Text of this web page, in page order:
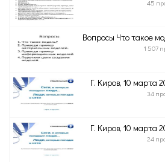
45
Вопросы Что такое
1 507
Г. Киров, 10 марта
34
Г. Киров, 10 марта
24